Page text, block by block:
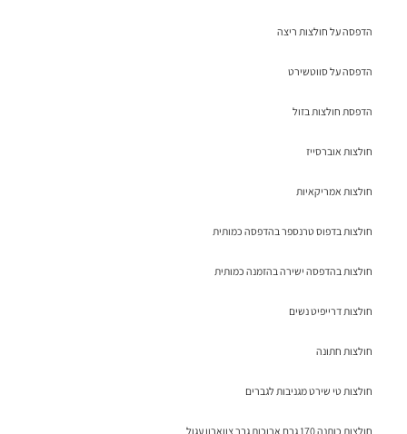
הדפסה על חולצות ריצה
הדפסה על סווטשירט
הדפסת חולצות בזול
חולצות אוברסייז
חולצות אמריקאיות
חולצות בדפוס טרנספר בהדפסה כמותית
חולצות בהדפסה ישירה בהזמנה כמותית
חולצות דרייפיט נשים
חולצות חתונה
חולצות טי שירט מגניבות לגברים
חולצות כותנה 170 גרם ארוכות גבר צווארון עגול